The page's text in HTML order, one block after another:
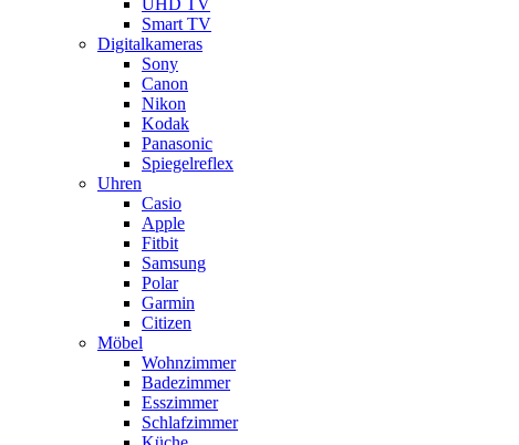
UHD TV
Smart TV
Digitalkameras
Sony
Canon
Nikon
Kodak
Panasonic
Spiegelreflex
Uhren
Casio
Apple
Fitbit
Samsung
Polar
Garmin
Citizen
Möbel
Wohnzimmer
Badezimmer
Esszimmer
Schlafzimmer